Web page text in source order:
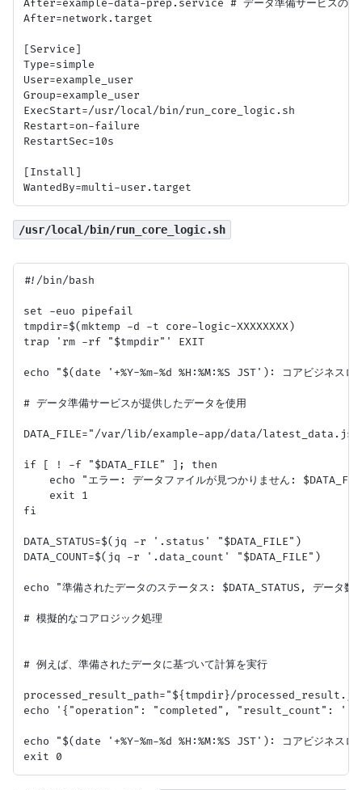
After=example-data-prep.service # データ準備サービスの後
After=network.target
[Service]
Type=simple
User=example_user
Group=example_user
ExecStart=/usr/local/bin/run_core_logic.sh
Restart=on-failure
RestartSec=10s
[Install]
/usr/local/bin/run_core_logic.sh
#!/bin/bash
set -euo pipefail
tmpdir=$(mktemp -d -t core-logic-XXXXXXXX)
trap 'rm -rf "$tmpdir"' EXIT
echo "$(date '+%Y-%m-%d %H:%M:%S JST'): コアビジネスロ
# データ準備サービスが提供したデータを使用
DATA_FILE="/var/lib/example-app/data/
if [ ! -f "$DATA_FILE" ]; then
echo "エラー: データファイルが見つかりません:
    exit 1
fi
DATA_STATUS=$(jq -r '.status' "$DATA_FILE")
DATA_COUNT=$(jq -r '.data_count' "$DATA_FILE")
echo "準備されたデータのステータス: $DATA_STATUS, データ数
# 模擬的なコアロジック処理
# 例えば、準備されたデータに基づいて計算を実行
processed_result_path="${tmpdir}/
echo '{"operation": "completed", "result_count":
echo "$(date '+%Y-%m-%d %H:%M:%S JST'): コアビジネスロ